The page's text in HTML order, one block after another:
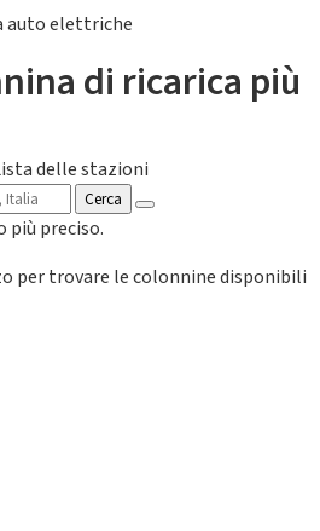
auto elettriche
di ricarica più
delle stazioni
Cerca
più preciso.
per trovare le colonnine disponibili